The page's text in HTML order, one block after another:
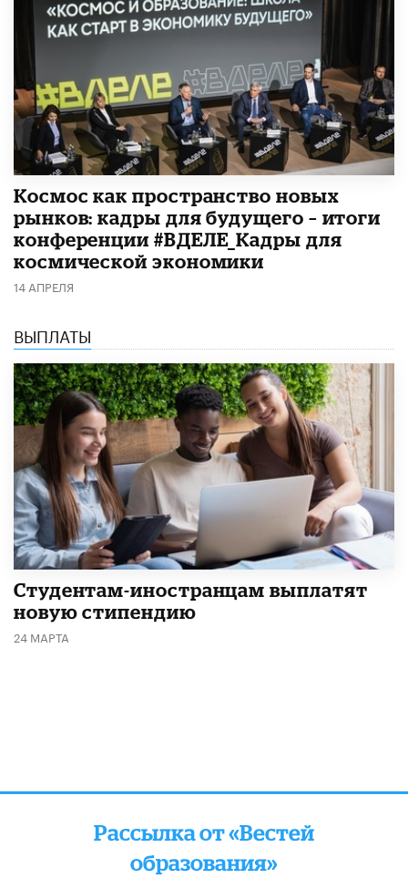
Космос как пространство новых
рынков: кадры для будущего – итоги
конференции #ВДЕЛЕ_Кадры для
космической экономики
14 АПРЕЛЯ
ВЫПЛАТЫ
Студентам-иностранцам выплатят
новую стипендию
24 МАРТА
Рассылка от «Вестей
образования»